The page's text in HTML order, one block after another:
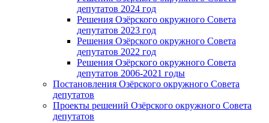
депутатов 2024 год
Решения Озёрского окружного Совета
депутатов 2023 год
Решения Озёрского окружного Совета
депутатов 2022 год
Решения Озёрского окружного Совета
депутатов 2006-2021 годы
Постановления Озёрского окружного Совета
депутатов
Проекты решений Озёрского окружного Совета
депутатов